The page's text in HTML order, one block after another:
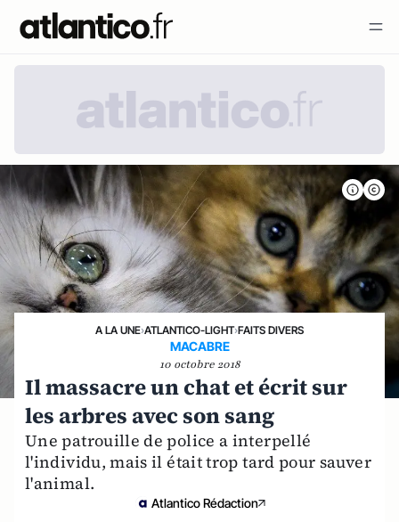
A LA UNE›ATLANTICO-LIGHT›FAITS DIVERS
MACABRE
10 octobre 2018
Il massacre un chat et écrit sur
les arbres avec son sang
Une patrouille de police a interpellé
l'individu, mais il était trop tard pour sauver
l'animal.
Atlantico Rédaction